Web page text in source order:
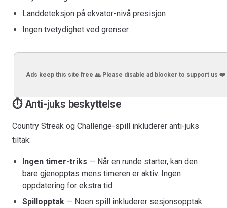
Landdeteksjon på ekvator-nivå presisjon
Ingen tvetydighet ved grenser
Ads keep this site free 🙏 Please disable ad blocker to support us ❤️
⏱️ Anti-juks beskyttelse
Country Streak og Challenge-spill inkluderer anti-juks
tiltak:
Ingen timer-triks — Når en runde starter, kan den
bare gjenopptas mens timeren er aktiv. Ingen
oppdatering for ekstra tid.
Spillopptak — Noen spill inkluderer sesjonsopptak